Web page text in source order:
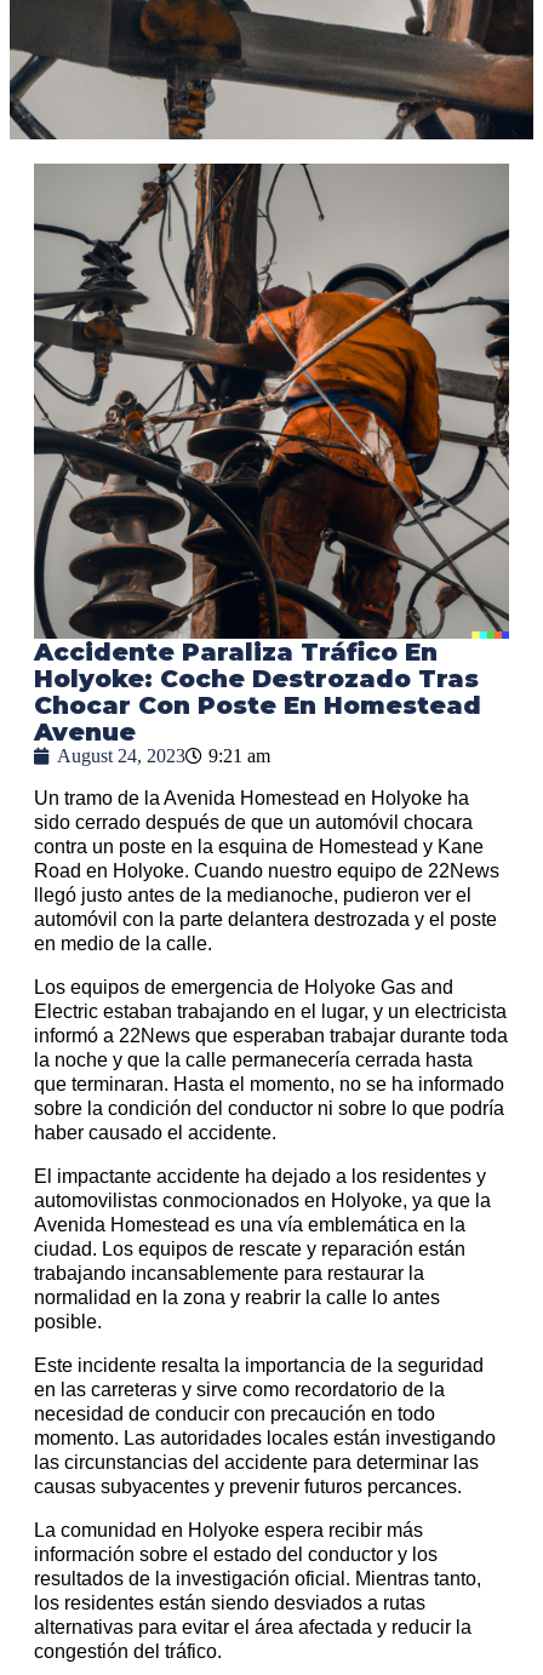
Accidente Paraliza Tráfico En
Holyoke: Coche Destrozado Tras
Chocar Con Poste En Homestead
Avenue
August 24, 2023 9:21 am
Un tramo de la Avenida Homestead en Holyoke ha
sido cerrado después de que un automóvil chocara
contra un poste en la esquina de Homestead y Kane
Road en Holyoke. Cuando nuestro equipo de 22News
llegó justo antes de la medianoche, pudieron ver el
automóvil con la parte delantera destrozada y el poste
en medio de la calle.
Los equipos de emergencia de Holyoke Gas and
Electric estaban trabajando en el lugar, y un electricista
informó a 22News que esperaban trabajar durante toda
la noche y que la calle permanecería cerrada hasta
que terminaran. Hasta el momento, no se ha informado
sobre la condición del conductor ni sobre lo que podría
haber causado el accidente.
El impactante accidente ha dejado a los residentes y
automovilistas conmocionados en Holyoke, ya que la
Avenida Homestead es una vía emblemática en la
ciudad. Los equipos de rescate y reparación están
trabajando incansablemente para restaurar la
normalidad en la zona y reabrir la calle lo antes
posible.
Este incidente resalta la importancia de la seguridad
en las carreteras y sirve como recordatorio de la
necesidad de conducir con precaución en todo
momento. Las autoridades locales están investigando
las circunstancias del accidente para determinar las
causas subyacentes y prevenir futuros percances.
La comunidad en Holyoke espera recibir más
información sobre el estado del conductor y los
resultados de la investigación oficial. Mientras tanto,
los residentes están siendo desviados a rutas
alternativas para evitar el área afectada y reducir la
congestión del tráfico.